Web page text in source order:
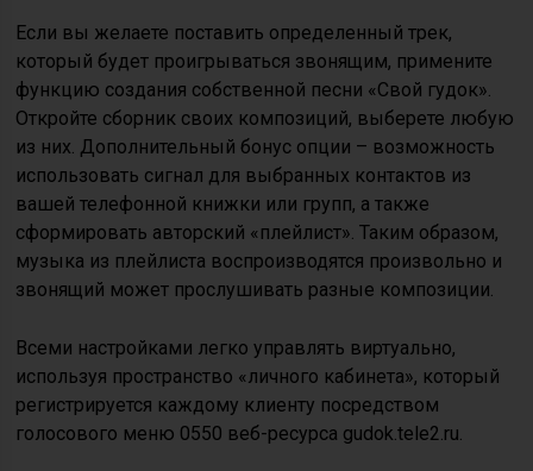
Если вы желаете поставить определенный трек,
который будет проигрываться звонящим, примените
функцию создания собственной песни «Свой гудок».
Откройте сборник своих композиций, выберете любую
из них. Дополнительный бонус опции – возможность
использовать сигнал для выбранных контактов из
вашей телефонной книжки или групп, а также
сформировать авторский «плейлист». Таким образом,
музыка из плейлиста воспроизводятся произвольно и
звонящий может прослушивать разные композиции.
Всеми настройками легко управлять виртуально,
используя пространство «личного кабинета», который
регистрируется каждому клиенту посредством
голосового меню 0550 веб-ресурса gudok.tele2.ru.